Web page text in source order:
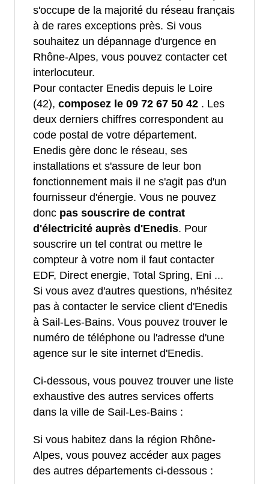
s'occupe de la majorité du réseau français
à de rares exceptions près. Si vous
souhaitez un dépannage d'urgence en
Rhône-Alpes, vous pouvez contacter cet
interlocuteur.
Pour contacter Enedis depuis le Loire
(42), composez le 09 72 67 50 42 . Les
deux derniers chiffres correspondent au
code postal de votre département.
Enedis gère donc le réseau, ses
installations et s'assure de leur bon
fonctionnement mais il ne s'agit pas d'un
fournisseur d'énergie. Vous ne pouvez
donc pas souscrire de contrat
d'électricité auprès d'Enedis. Pour
souscrire un tel contrat ou mettre le
compteur à votre nom il faut contacter
EDF, Direct energie, Total Spring, Eni ...
Si vous avez d'autres questions, n'hésitez
pas à contacter le service client d'Enedis
à Sail-Les-Bains. Vous pouvez trouver le
numéro de téléphone ou l'adresse d'une
agence sur le site internet d'Enedis.
Ci-dessous, vous pouvez trouver une liste
exhaustive des autres services offerts
dans la ville de Sail-Les-Bains :
Si vous habitez dans la région Rhône-
Alpes, vous pouvez accéder aux pages
des autres départements ci-dessous :